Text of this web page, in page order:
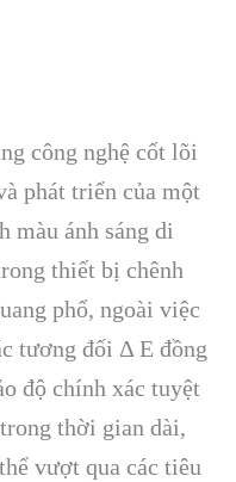
công nghệ cốt lõi
phát triển của một
màu ánh sáng di
thiết bị chênh
phổ, ngoài việc
tương đối Δ E đồng
độ chính xác tuyệt
thời gian dài,
vượt qua các tiêu